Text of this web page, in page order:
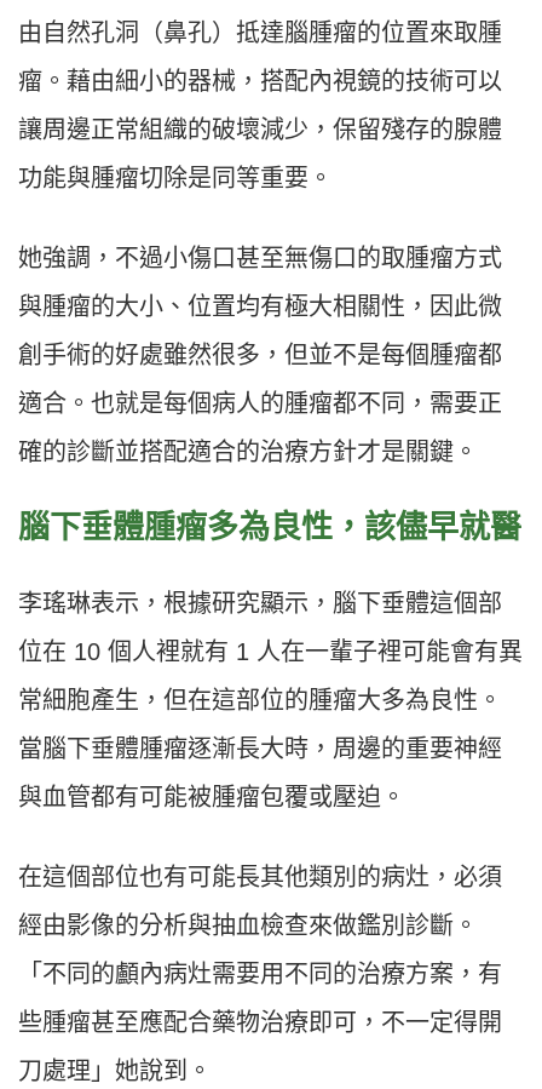
由自然孔洞（鼻孔）抵達腦腫瘤的位置來取腫
瘤。藉由細小的器械，搭配內視鏡的技術可以
讓周邊正常組織的破壞減少，保留殘存的腺體
功能與腫瘤切除是同等重要。
她強調，不過小傷口甚至無傷口的取腫瘤方式
與腫瘤的大小、位置均有極大相關性，因此微
創手術的好處雖然很多，但並不是每個腫瘤都
適合。也就是每個病人的腫瘤都不同，需要正
確的診斷並搭配適合的治療方針才是關鍵。
腦下垂體腫瘤多為良性，該儘早就醫
李瑤琳表示，根據研究顯示，腦下垂體這個部
位在 10 個人裡就有 1 人在一輩子裡可能會有異
常細胞產生，但在這部位的腫瘤大多為良性。
當腦下垂體腫瘤逐漸長大時，周邊的重要神經
與血管都有可能被腫瘤包覆或壓迫。
在這個部位也有可能長其他類別的病灶，必須
經由影像的分析與抽血檢查來做鑑別診斷。
「不同的顱內病灶需要用不同的治療方案，有
些腫瘤甚至應配合藥物治療即可，不一定得開
刀處理」她說到。